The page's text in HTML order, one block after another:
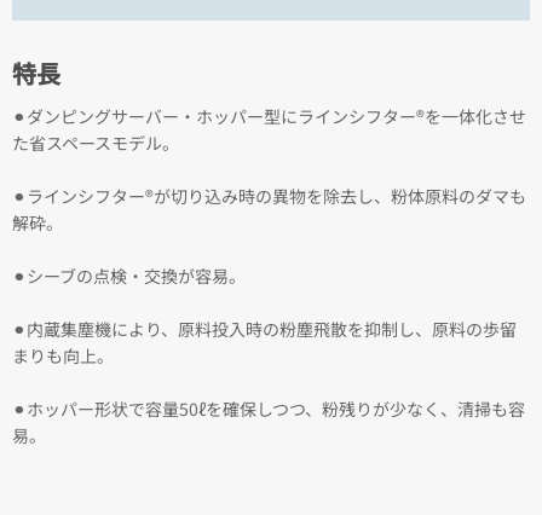
特長
⚫︎ダンピングサーバー・ホッパー型にラインシフター®を一体化させ
た省スペースモデル。
⚫︎ラインシフター®が切り込み時の異物を除去し、粉体原料のダマも
解砕。
⚫︎シーブの点検・交換が容易。
⚫︎内蔵集塵機により、原料投入時の粉塵飛散を抑制し、原料の歩留
まりも向上。
⚫︎ホッパー形状で容量50ℓを確保しつつ、粉残りが少なく、清掃も容
易。